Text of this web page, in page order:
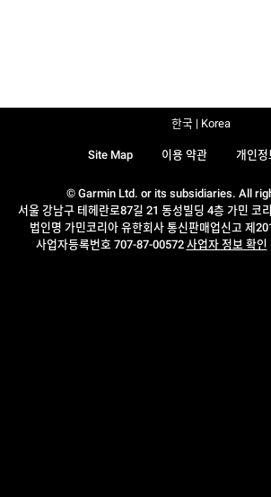
© Garmin Ltd. or its subsidiaries. All
서울 강남구 테헤란로87길 21 동성빌딩 4층 가민 코
법인명 가민코리아 유한회사 통신판매업신고 제
사업자등록번호 707-87-00572 사업자 정보 확인
Site Map 이용 약관 개인정
한국 | Korea